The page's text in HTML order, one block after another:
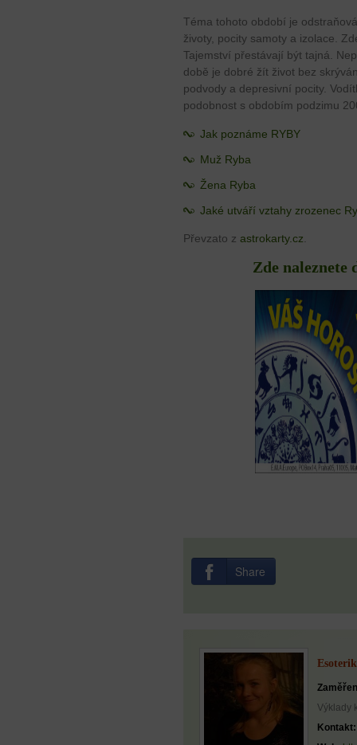
Téma tohoto období je
životy, pocity samoty a izolace.
Tajemství přestávají být tajná.
době je dobré žít život bez
podvody a depresivní pocity.
podobnost s obdobím podzimu
Jak poznáme RYBY
Muž Ryba
Žena Ryba
Jaké utváří vztahy zrozenec
Převzato z astrokarty.cz
Zde naleznete
Share
Výklady
Kontakt: